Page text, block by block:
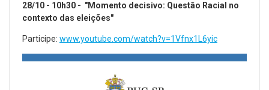
28/10 - 10h30 - "Momento decisivo: Questão Racial no
contexto das eleições"
Participe: www.youtube.com/watch?v=1Vfnx1L6yic